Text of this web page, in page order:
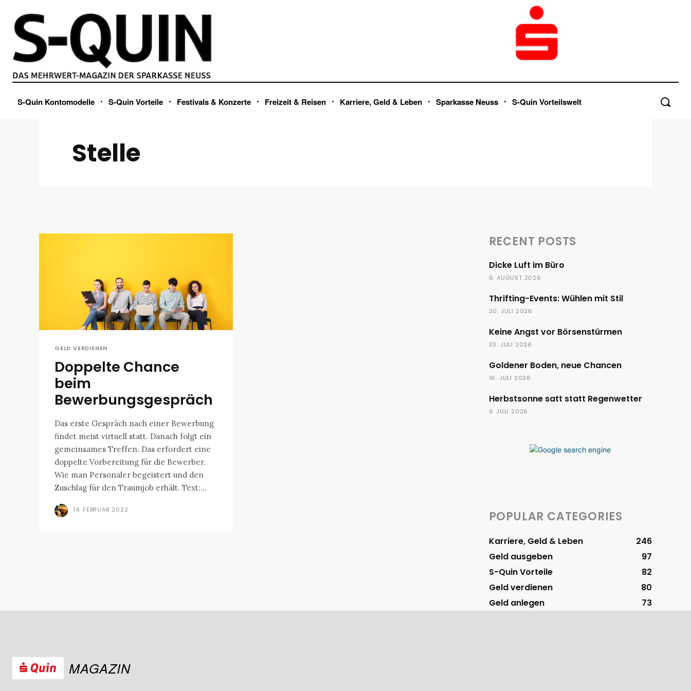
S-Quin Kontomodelle S-Quin Vorteile Festivals & Konzerte Freizeit & Reisen Karriere, Geld & Leben Sparkasse Neuss S-Quin Vorteilswelt
Stelle
GELD VERDIENEN
Doppelte Chance
beim
Bewerbungsgespräch
Das erste Gespräch nach einer Bewerbung
findet meist virtuell statt. Danach folgt ein
gemeinsames Treffen. Das erfordert eine
doppelte Vorbereitung für die Bewerber.
Wie man Personaler begeistert und den
Zuschlag für den Traumjob erhält. Text:...
14. FEBRUAR 2022
RECENT POSTS
Dicke Luft im Büro
6. AUGUST 2026
Thrifting-Events: Wühlen mit Stil
30. JULI 2026
Keine Angst vor Börsenstürmen
23. JULI 2026
Goldener Boden, neue Chancen
16. JULI 2026
Herbstsonne satt statt Regenwetter
9. JULI 2026
POPULAR CATEGORIES
Karriere, Geld & Leben
246
Geld ausgeben
97
S-Quin Vorteile
82
Geld verdienen
80
Geld anlegen
73
MAGAZIN